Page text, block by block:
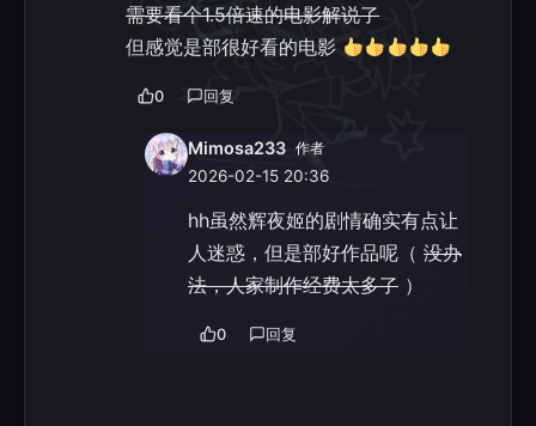
需要看个1.5倍速的电影解说了
但感觉是部很好看的电影
0 回复
Mimosa233 作者
2026-02-15 20:36
hh虽然辉夜姬的剧情确实有点让
人迷惑，但是部好作品呢（ 没办
法，人家制作经费太多了 ）
0 回复